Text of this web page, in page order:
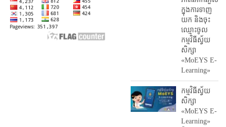
ក្នុងការ​ទាញ​
យក និង​ចុះ​
ឈ្មោះ​ចូល​
កម្មវិធី​ស្វ័យ
សិក្សា
«MoEYS E-
Learning»
កម្មវិធីស្វ័យ
សិក្សា
«MoEYS E-
Learning»